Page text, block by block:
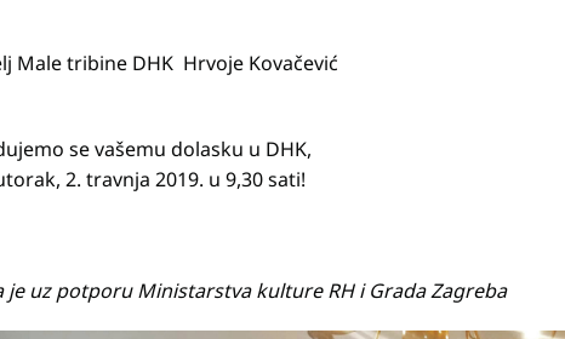
Male tribine DHK Hrvoje Kovačević
se vašemu dolasku u DHK,
2. travnja 2019. u 9,30 sati!
uz potporu Ministarstva kulture RH i Grada Zagreba